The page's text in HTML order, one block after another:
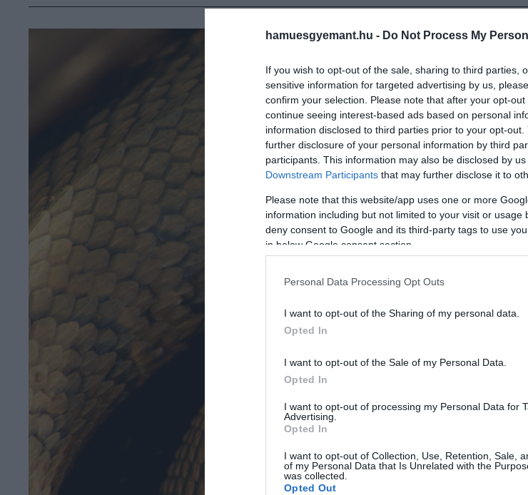
hamuesgyemant.hu - Do Not Process My
If you wish to opt-out of the sale, sharing to third parties,
sensitive information for targeted advertising by us,
confirm your selection. Please note that after your opt-
continue seeing interest-based ads based on personal
information disclosed to third parties prior to your opt-
further disclosure of your personal information by third
participants. This information may also be disclosed by
Downstream Participants that may further disclose it to
Please note that this website/app uses one or more
information including but not limited to your visit or usage
deny consent to Google and its third-party tags to use
in below Google consent section.
Personal Data Processing Opt Outs
I want to opt-out of the Sharing of my personal data.
Opted In
I want to opt-out of the Sale of my Personal Data.
Opted In
I want to opt-out of processing my Personal Data for
Advertising.
Opted In
I want to opt-out of Collection, Use, Retention, Sale,
of my Personal Data that Is Unrelated with the
was collected.
Opted Out